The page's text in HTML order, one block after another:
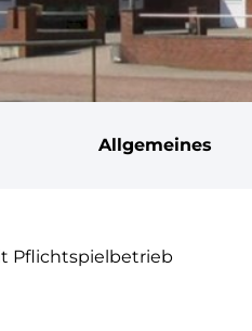
Allgemeines
Pflichtspielbetrieb